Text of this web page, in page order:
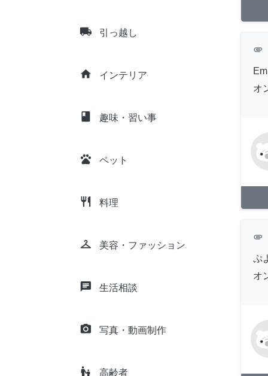
local_shipping 引っ越し
home インテリア
class 趣味・習い事
pets ペット
restaurant 料理
checkroom 美容・ファッション
chat 生活相談
camera_alt 写真・動画制作
escalator_warning 高齢者
attachment
オ
attachment
ぷ
オ